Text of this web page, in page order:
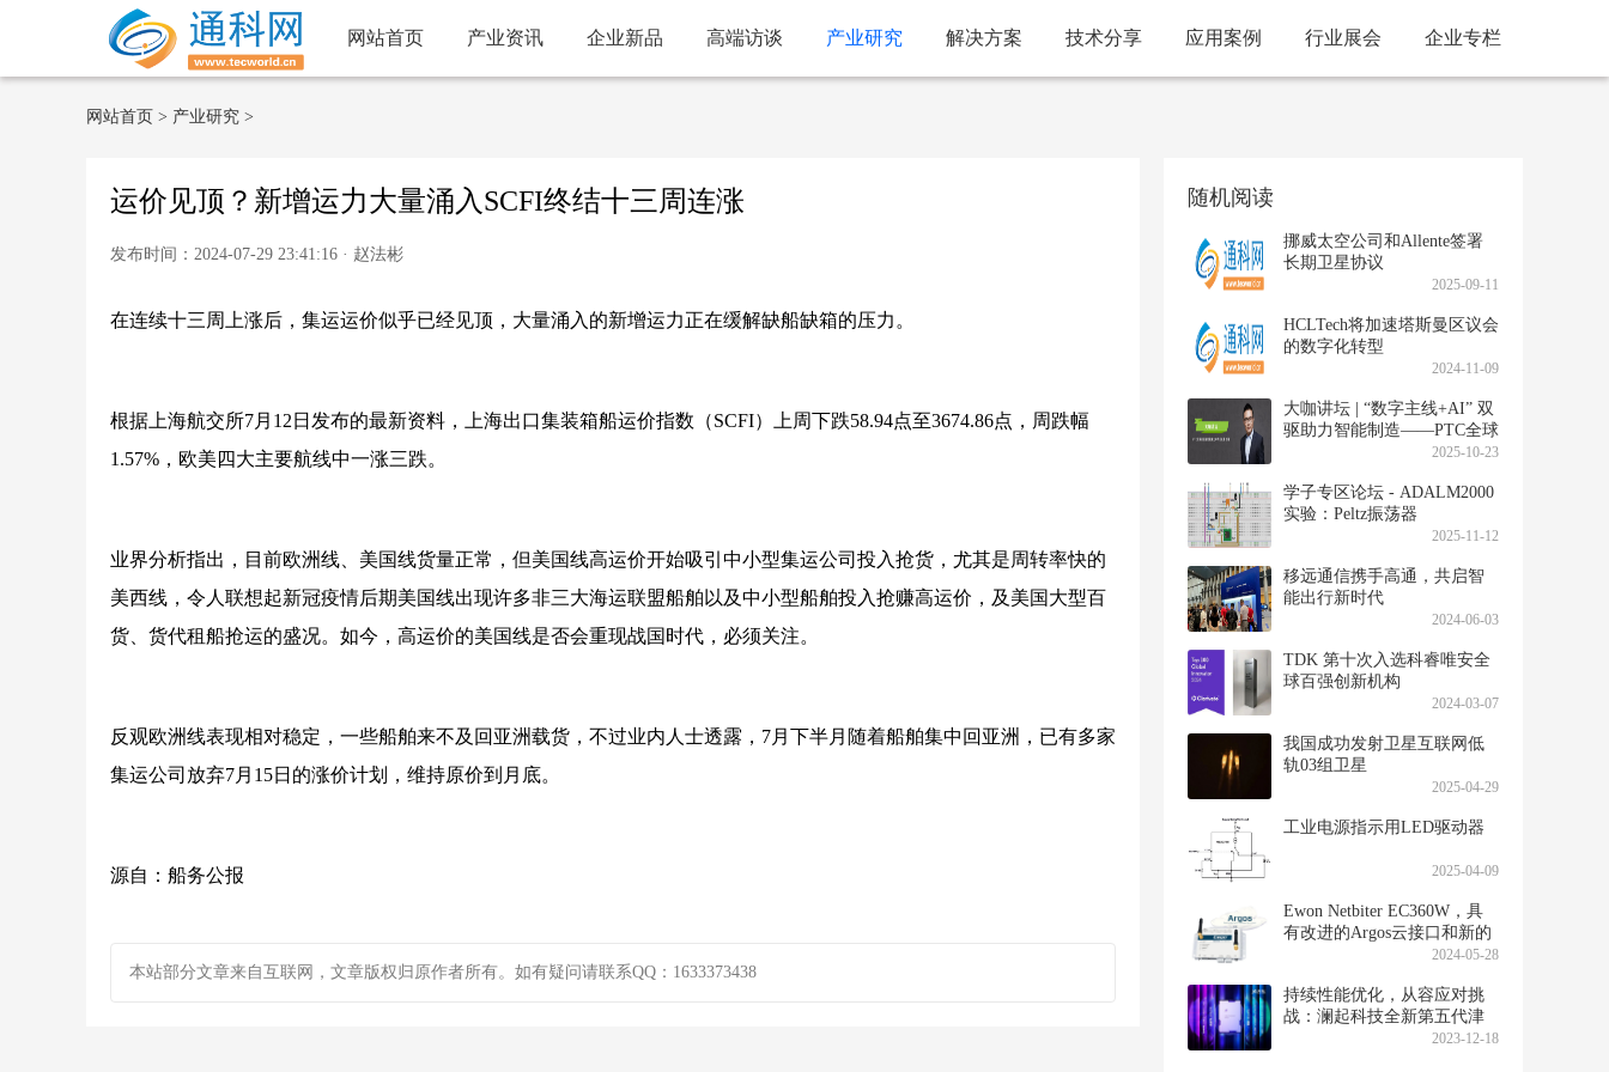
网站首页 产业资讯 企业新品 高端访谈 产业研究 解决方案 技术分享 应用案例 行业展会 企业专栏
网站首页 > 产业研究 >
运价见顶？新增运力大量涌入SCFI终结十三周连涨
发布时间：2024-07-29 23:41:16 · 赵法彬
在连续十三周上涨后，集运运价似乎已经见顶，大量涌入的新增运力正在缓解缺船缺箱的压力。
根据上海航交所7月12日发布的最新资料，上海出口集装箱船运价指数（SCFI）上周下跌58.94点至3674.86点，周跌幅
1.57%，欧美四大主要航线中一涨三跌。
业界分析指出，目前欧洲线、美国线货量正常，但美国线高运价开始吸引中小型集运公司投入抢货，尤其是周转率快的
美西线，令人联想起新冠疫情后期美国线出现许多非三大海运联盟船舶以及中小型船舶投入抢赚高运价，及美国大型百
货、货代租船抢运的盛况。如今，高运价的美国线是否会重现战国时代，必须关注。
反观欧洲线表现相对稳定，一些船舶来不及回亚洲载货，不过业内人士透露，7月下半月随着船舶集中回亚洲，已有多家
集运公司放弃7月15日的涨价计划，维持原价到月底。
源自：船务公报
本站部分文章来自互联网，文章版权归原作者所有。如有疑问请联系QQ：1633373438
随机阅读
挪威太空公司和Allente签署
长期卫星协议
2025-09-11
HCLTech将加速塔斯曼区议会
的数字化转型
2024-11-09
大咖讲坛 | “数字主线+AI” 双
驱助力智能制造——PTC全球
资深副总裁兼大中华区总裁
2025-10-23
学子专区论坛 - ADALM2000
实验：Peltz振荡器
2025-11-12
移远通信携手高通，共启智
能出行新时代
2024-06-03
TDK 第十次入选科睿唯安全
球百强创新机构
2024-03-07
我国成功发射卫星互联网低
轨03组卫星
2025-04-29
工业电源指示用LED驱动器
2025-04-09
Ewon Netbiter EC360W，具
有改进的Argos云接口和新的
2024-05-28
持续性能优化，从容应对挑
战：澜起科技全新第五代津
2023-12-18